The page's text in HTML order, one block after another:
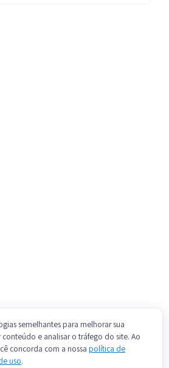
semelhantes para melhorar sua
e analisar o tráfego do site. Ao
concorda com a nossa política de
uso.